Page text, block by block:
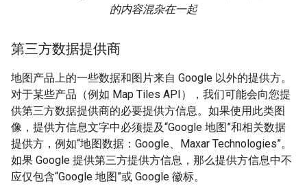
的内容混杂在一起
第三方数据提供商
地图产品上的一些数据和图片来自 Google 以外的提供方。
对于某些产品（例如 Map Tiles API），我们可能会向您提
供第三方数据提供商的必要提供方信息。如果使用此类图
像，提供方信息文字中必须提及“Google 地图”和相关数据
提供方，例如“地图数据：Google、Maxar Technologies”。
如果 Google 提供第三方提供方信息，那么提供方信息中不
应仅包含“Google 地图”或 Google 徽标。